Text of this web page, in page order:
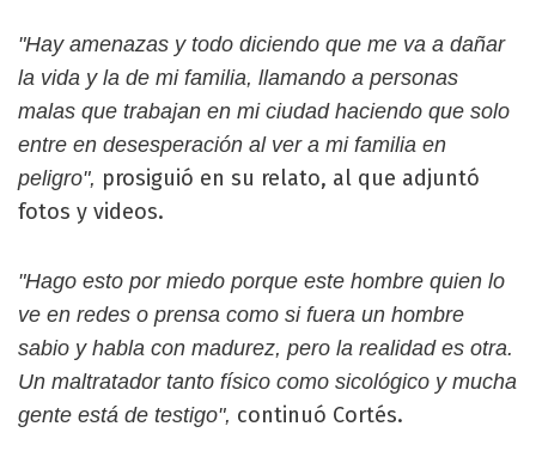
"Hay amenazas y todo diciendo que me va a dañar
la vida y la de mi familia, llamando a personas
malas que trabajan en mi ciudad haciendo que solo
entre en desesperación al ver a mi familia en
peligro", prosiguió en su relato, al que adjuntó
fotos y videos.
"Hago esto por miedo porque este hombre quien lo
ve en redes o prensa como si fuera un hombre
sabio y habla con madurez, pero la realidad es otra.
Un maltratador tanto físico como sicológico y mucha
gente está de testigo", continuó Cortés.